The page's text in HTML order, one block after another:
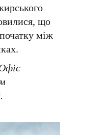
що
між